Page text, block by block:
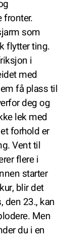
fronter.
som
flytter ting.
i
med
få plass til
deg og
lek med
forhold er
Vent til
flere i
starter
blir det
den 23., kan
Men
du i en